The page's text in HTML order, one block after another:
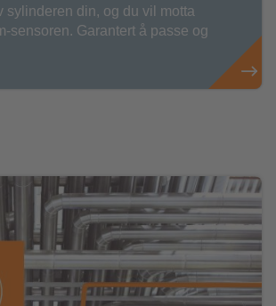
sylinderen din, og du vil motta
sensoren. Garantert å passe og